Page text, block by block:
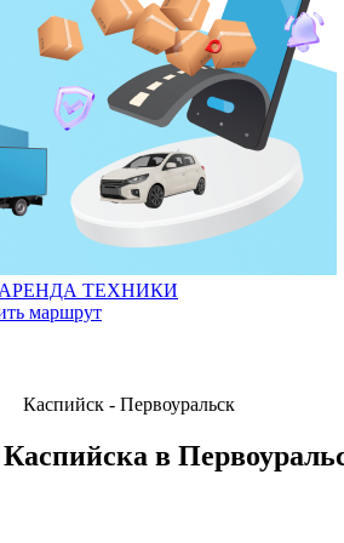
АРЕНДА ТЕХНИКИ
маршрут
Каспийск - Первоуральск
в